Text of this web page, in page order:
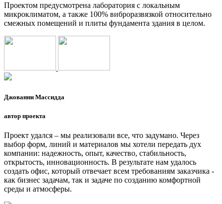
Проектом предусмотрена лаборатория с локальным
микроклиматом, а также 100% виброразвязкой относительно
смежных помещений и плиты фундамента здания в целом.
Джованни Массидда
автор проекта
Проект удался – мы реализовали все, что задумано. Через
выбор форм, линий и материалов мы хотели передать дух
компании: надежность, опыт, качество, стабильность,
открытость, инновационность. В результате нам удалось
создать офис, который отвечает всем требованиям заказчика -
как бизнес задачам, так и задаче по созданию комфортной
среды и атмосферы.